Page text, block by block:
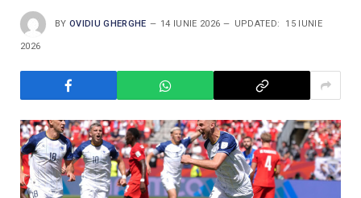
BY OVIDIU GHERGHE 14 IUNIE 2026 UPDATED: 15 IUNIE
2026